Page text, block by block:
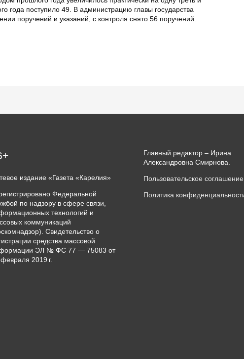
года поступило 49. В администрацию главы государства
поручений и указаний, с контроля снято 56 поручений.
издание «Газета «Карелия»
Федеральной
по надзору в сфере связи,
технологий и
коммуникаций
Свидетельство о
средства массовой
ЭЛ № ФС 77 — 75083 от
2019 г.
Главный редактор – Ирина
Александровна Смирнова.
Пользовательское соглашение
Политика